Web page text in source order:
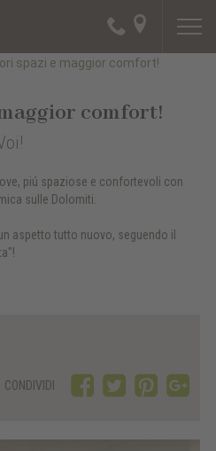
spazi e maggior comfort!
comfort!
piú spaziose e confortevoli con
sulle Dolomiti.
aspetto tutto nuovo, seguendo il
CONDIVIDI